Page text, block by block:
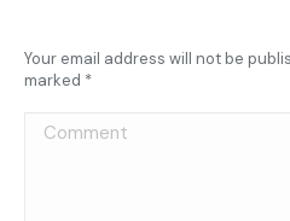
Your email address will not be
marked *
Comment